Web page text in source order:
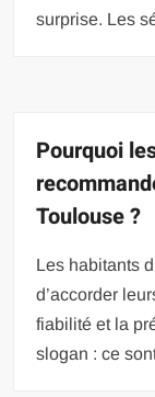
surprise. Les
Pourquoi
Toulouse ?
Les habitants
d’accorder
fiabilité et la
slogan : ce